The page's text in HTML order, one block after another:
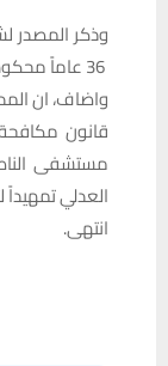
وذكر المصدر
واضاف، ان
قانون
مستشفى
العدلي تمهيداً
انتهى.‏